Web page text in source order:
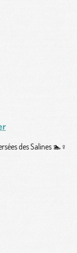
des Salines 🏊♀️